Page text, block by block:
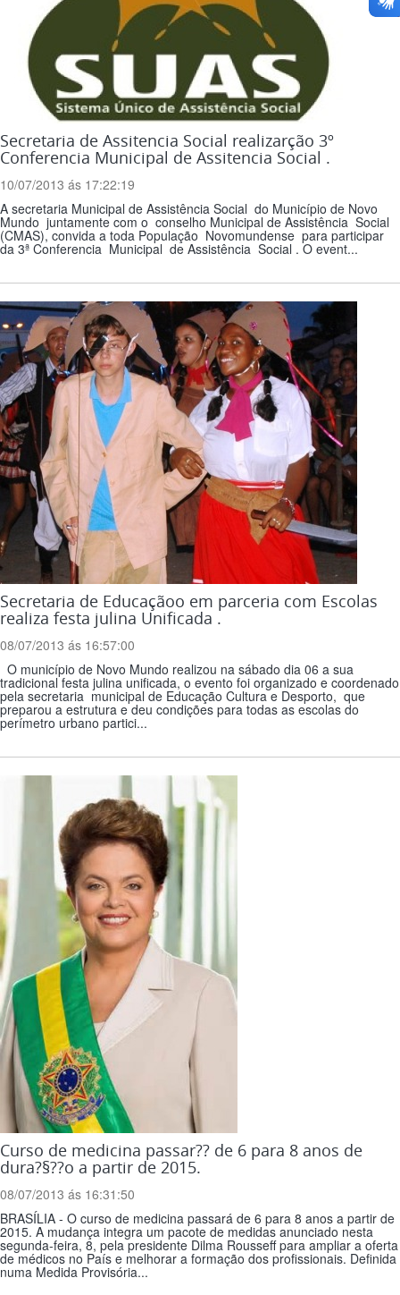
Secretaria de Assitencia Social realizarção 3º
Conferencia Municipal de Assitencia Social .
10/07/2013 ás 17:22:19
A secretaria Municipal de Assistência Social do Município de Novo
Mundo juntamente com o conselho Municipal de Assistência Social
(CMAS), convida a toda População Novomundense para participar
da 3ª Conferencia Municipal de Assistência Social . O event...
Secretaria de Educaçãoo em parceria com Escolas
realiza festa julina Unificada .
08/07/2013 ás 16:57:00
O município de Novo Mundo realizou na sábado dia 06 a sua
tradicional festa julina unificada, o evento foi organizado e coordenado
pela secretaria municipal de Educação Cultura e Desporto, que
preparou a estrutura e deu condições para todas as escolas do
perímetro urbano partici...
Curso de medicina passar?? de 6 para 8 anos de
dura?§??o a partir de 2015.
08/07/2013 ás 16:31:50
BRASÍLIA - O curso de medicina passará de 6 para 8 anos a partir de
2015. A mudança integra um pacote de medidas anunciado nesta
segunda-feira, 8, pela presidente Dilma Rousseff para ampliar a oferta
de médicos no País e melhorar a formação dos profissionais. Definida
numa Medida Provisória...